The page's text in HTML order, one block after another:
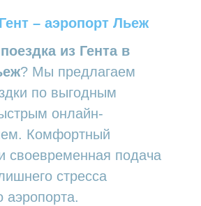
– аэропорт Льеж
поездка из Гента в
? Мы предлагаем
по выгодным
онлайн-
Комфортный
своевременная подача
стресса
аэропорта.